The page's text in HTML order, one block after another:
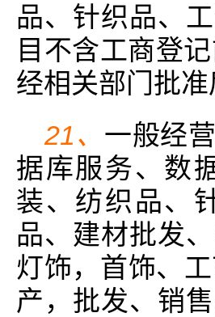
品、针织品、
目不含工商登
经相关部门批
21、 一般经
据库服务、数
装、纺织品、
品、建材批发
灯饰，首饰、
产，批发、销